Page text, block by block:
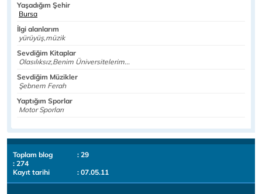
Yaşadığım Şehir
Bursa
İlgi alanlarım
yürüyüş,müzik
Sevdiğim Kitaplar
Olasılıksız,Benim Üniversitelerim...
Sevdiğim Müzikler
Şebnem Ferah
Yaptığım Sporlar
Motor Sporları
Toplam blog
: 29
: 274
Kayıt tarihi
: 07.05.11